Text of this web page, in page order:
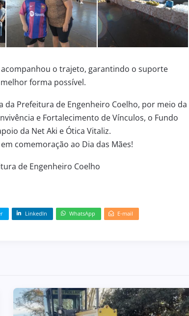
o trajeto, garantindo o suporte
forma possível.
da Prefeitura de Engenheiro Coelho, por meio da
e Fortalecimento de Vínculos, o Fundo
da Net Aki e Ótica Vitaliz.
comemoração ao Dia das Mães!
de Engenheiro Coelho
LinkedIn WhatsApp E-mail